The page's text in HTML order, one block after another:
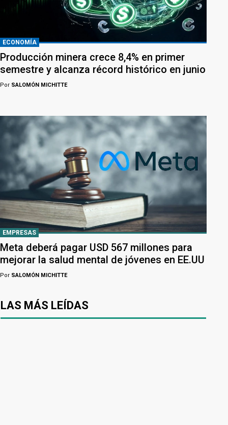
ECONOMÍA
Producción minera crece 8,4% en primer
semestre y alcanza récord histórico en junio
Por SALOMÓN MICHITTE
EMPRESAS
Meta deberá pagar USD 567 millones para
mejorar la salud mental de jóvenes en EE.UU
Por SALOMÓN MICHITTE
LAS MÁS LEÍDAS